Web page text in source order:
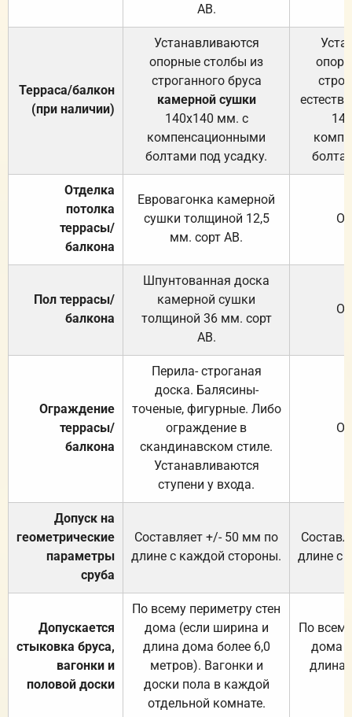
АВ.
Терраса/балкон
(при наличии)
Устанавливаются
опорные столбы из
строганного бруса
камерной сушки
140х140 мм. с
компенсационными
болтами под усадку.
Отделка
потолка
террасы/
балкона
Евровагонка камерной
сушки толщиной 12,5
мм. сорт АВ.
Пол террасы/
балкона
Шпунтованная доска
камерной сушки
толщиной 36 мм. сорт
АВ.
Ограждение
террасы/
балкона
Перила- строганая
доска. Балясины-
точеные, фигурные. Либо
ограждение в
скандинавском стиле.
Устанавливаются
ступени у входа.
Допуск на
геометрические
параметры
сруба
Составляет +/- 50 мм по
длине с каждой стороны.
длине с
Допускается
стыковка бруса,
вагонки и
половой доски
По всему периметру стен
дома (если ширина и
длина дома более 6,0
метров). Вагонки и
доски пола в каждой
отдельной комнате.
По
дома
длина